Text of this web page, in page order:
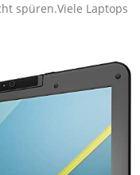
spüren.Viele Laptops